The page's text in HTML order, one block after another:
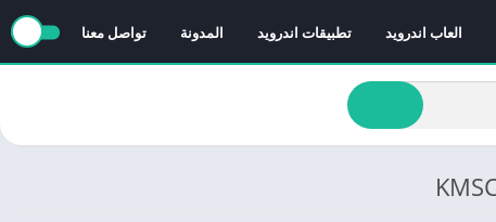
العاب اندرويد تطبيقات اندرويد المدونة تواصل معنا